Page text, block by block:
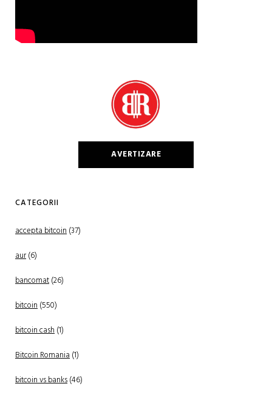
AVERTIZARE
CATEGORII
accepta bitcoin(37)
aur(6)
bancomat(26)
bitcoin(550)
bitcoin cash(1)
Bitcoin Romania(1)
bitcoin vs banks(46)